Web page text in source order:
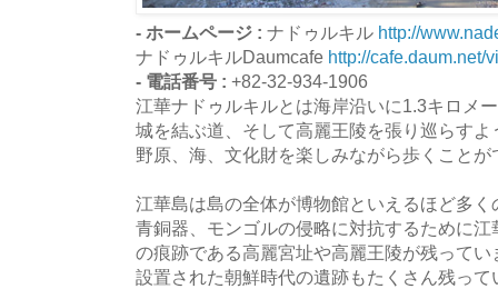
- ホームページ : ナドゥルキル http://
ナドゥルキルDaumcafe http://cafe.daum.net/
- 電話番号 : +82-32-934-1906
江華ナドゥルキルとは海岸沿いに1.3キロメ
城を結ぶ道、そして高麗王陵を張り巡らす
野原、海、文化財を楽しみながら歩くことが
江華島は島の全体が博物館といえるほど多
青銅器、モンゴルの侵略に対抗するために
の痕跡である高麗宮址や高麗王陵が残って
設置された朝鮮時代の遺跡もたくさん残っ